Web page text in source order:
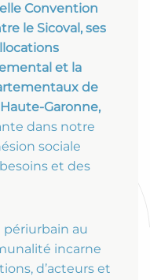
Convention
le Sicoval, ses
et la
de
Garonne,
dans notre
sociale
et des
périurbain au
incarne
d’acteurs et